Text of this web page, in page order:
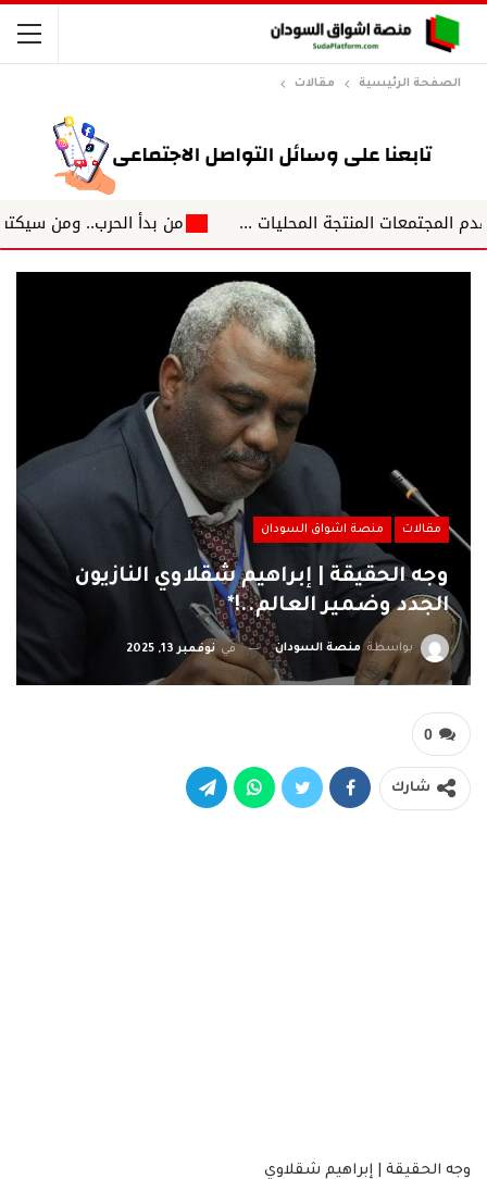
الصفحة الرئيسية مقالات
من بدأ الحرب.. ومن سيكتب
مقالات منصة اشواق السودان
وجه الحقيقة | إبراهيم شقلاوي النازيون
الجدد وضمير العالم..!*
بواسطة منصة السودان في نوفمبر 13, 2025
0
شارك
وجه الحقيقة | إبراهيم شقلاوي